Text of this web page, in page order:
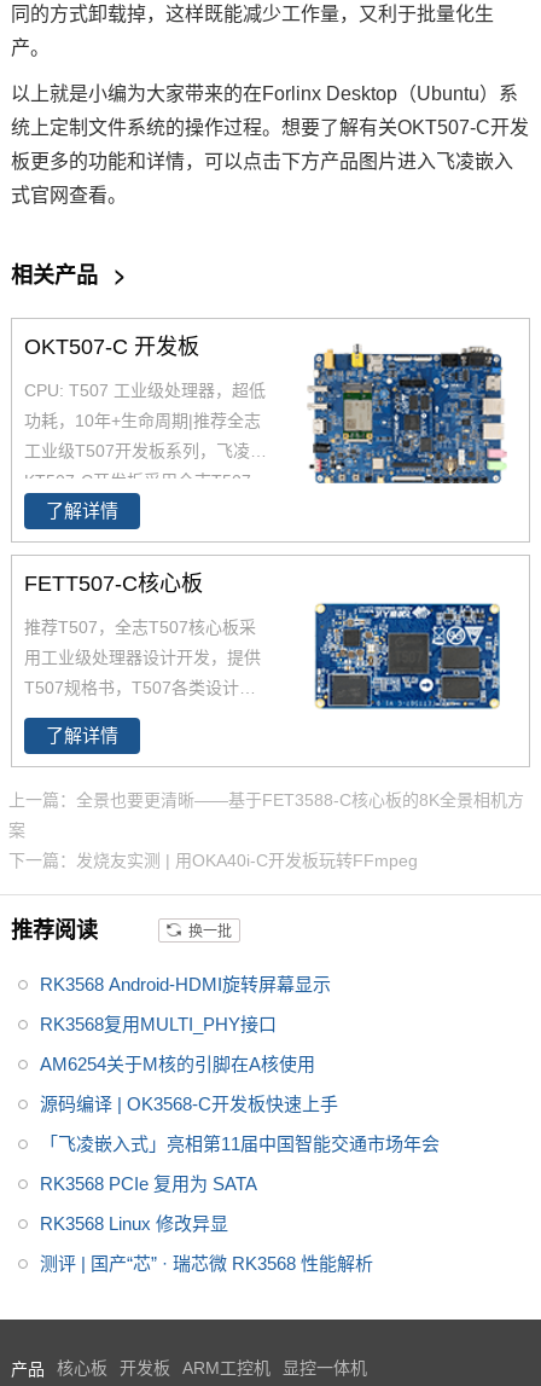
同的方式卸载掉，这样既能减少工作量，又利于批量化生
产。
以上就是小编为大家带来的在Forlinx Desktop（Ubuntu）系
统上定制文件系统的操作过程。想要了解有关OKT507-C开发
板更多的功能和详情，可以点击下方产品图片进入飞凌嵌入
式官网查看。
相关产品 >
OKT507-C 开发板
CPU: T507 工业级处理器，超低
功耗，10年+生命周期|推荐全志
工业级T507开发板系列，飞凌O
KT507-C开发板采用全志T507
四核工业级处理器 T507设计开
发，Cortex-A53架构，工业级宽
温，性能强，低功耗，是一款高
的开发设计资料，提供产品规格
书，软硬件手册等，全志的T507
适用于车载电子、电力、医疗、
工业控制、物联网、智能终端等
领域。
了解详情
FETT507-C核心板
推荐T507，全志T507核心板采
用工业级处理器设计开发，提供
T507规格书，T507各类设计资
料。FETT507-C核心板集成全志
T507四核工业级处理器设计开
Hz，集成G31 GPU，内存2GB D
DR3L，存储8GB eMMC。整板
工业级运行温宽，支持绝大部分
当前流行的视频及图片格式解
码，具有稳定可靠的工业级产品
口等优势，搭载Linux、Androi
d、Ubuntu*操作系统，适用于车
了解详情
上一篇：全景也要更清晰——基于FET3588-C核心板的8K全景相机方
案
下一篇：发烧友实测 | 用OKA40i-C开发板玩转FFmpeg
推荐阅读 换一批
RK3568 Android-HDMI旋转屏幕显示
RK3568复用MULTI_PHY接口
AM6254关于M核的引脚在A核使用
源码编译 | OK3568-C开发板快速上手
「飞凌嵌入式」亮相第11届中国智能交通市场年会
RK3568 PCIe 复用为 SATA
RK3568 Linux 修改异显
测评 | 国产“芯” · 瑞芯微 RK3568 性能解析
产品 核心板 开发板 ARM工控机 显控一体机